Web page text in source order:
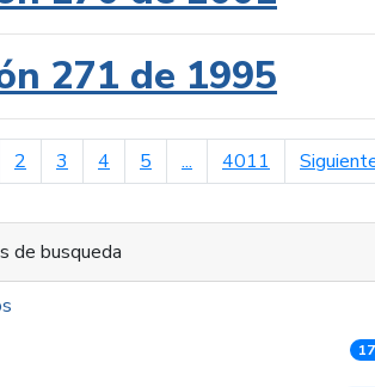
271 de 1995
2 3 4 5 ... 4011
de busqueda